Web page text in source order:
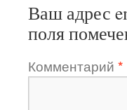
Ваш адрес
поля
Комментарий *